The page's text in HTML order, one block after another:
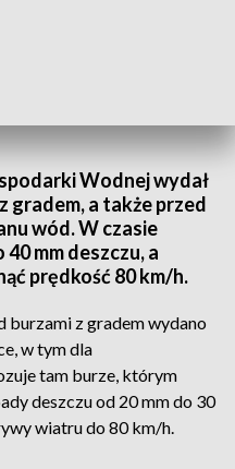
Wodnej wydał
gradem, a także przed
wód. W czasie
mm deszczu, a
prędkość 80 km/h.
z gradem wydano
w tym dla
tam burze, którym
deszczu od 20 mm do 30
wiatru do 80 km/h.